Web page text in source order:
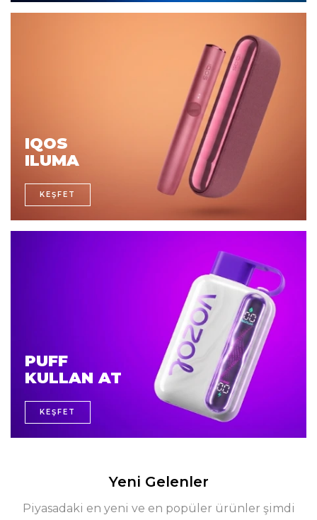
IQOS
ILUMA
KEŞFET
PUFF
KULLAN AT
KEŞFET
Yeni Gelenler
Piyasadaki en yeni ve en popüler ürünler şimdi